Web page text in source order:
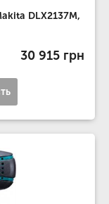
DLX2137M,
30 915 грн